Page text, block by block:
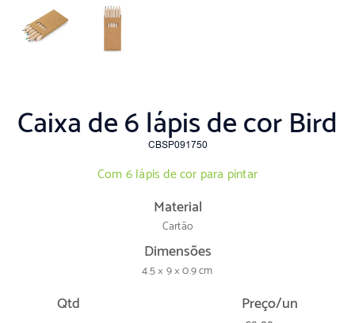
Caixa de 6 lápis de cor Bird
CBSP091750
Com 6 lápis de cor para pintar
Material
Cartão
Dimensões
4.5 × 9 × 0.9 cm
Qtd Preço/un